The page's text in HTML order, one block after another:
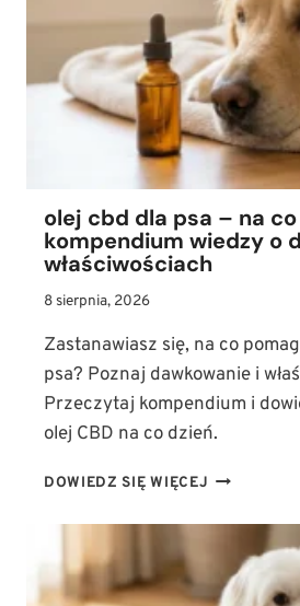
OCHRONY
PRZED
GROŹNYMI
PASOŻYTAMI
olej cbd dla psa – na
kompendium wiedzy o
właściwościach
8 sierpnia, 2026
Zastanawiasz się, na co
psa? Poznaj dawkowanie i
Przeczytaj kompendium i
olej CBD na co dzień.
DOWIEDZ SIĘ WIĘCEJ OLEJ
DLA
NA